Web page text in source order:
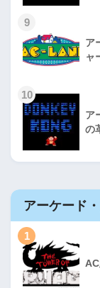
9
ア
ャ
10
ア
の
アーケード
1